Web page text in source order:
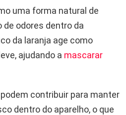
uma forma natural de
de odores dentro da
da laranja age como
ajudando a mascarar
contribuir para manter
dentro do aparelho, o que